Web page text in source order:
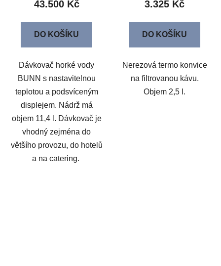
43.500 Kč
DO KOŠÍKU
Dávkovač horké vody
BUNN s nastavitelnou
teplotou a podsvíceným
displejem. Nádrž má
objem 11,4 l. Dávkovač je
vhodný zejména do
většího provozu, do hotelů
a na catering.
3.325 Kč
DO KOŠÍKU
Nerezová termo konvice
na filtrovanou kávu.
Objem 2,5 l.